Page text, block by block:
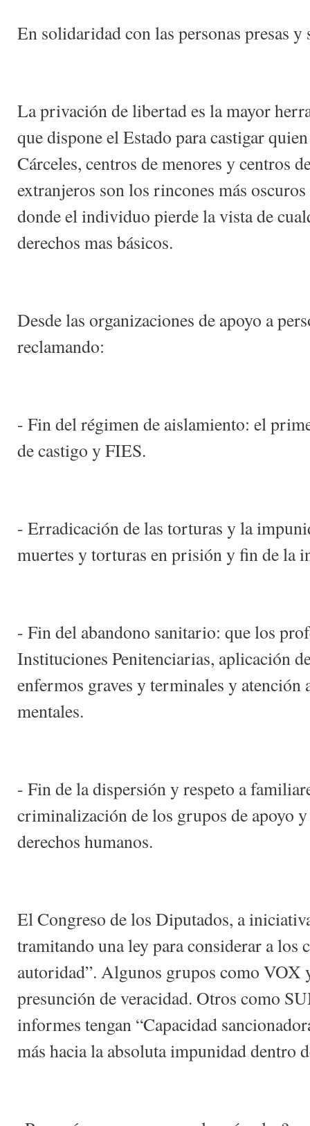
En solidaridad con las personas presas y
La privación de libertad es la mayor
que dispone el Estado para castigar
Cárceles, centros de menores y centros
extranjeros son los rincones más
donde el individuo pierde la vista de
derechos mas básicos.
Desde las organizaciones de apoyo a
reclamando:
- Fin del régimen de aislamiento: el
de castigo y FIES.
- Erradicación de las torturas y la
muertes y torturas en prisión y fin de la
- Fin del abandono sanitario: que los
Instituciones Penitenciarias, aplicación
enfermos graves y terminales y atención
mentales.
- Fin de la dispersión y respeto a
criminalización de los grupos de apoyo
derechos humanos.
El Congreso de los Diputados, a
tramitando una ley para considerar a los
autoridad”. Algunos grupos como VOX
presunción de veracidad. Otros como
informes tengan “Capacidad
más hacia la absoluta impunidad dentro